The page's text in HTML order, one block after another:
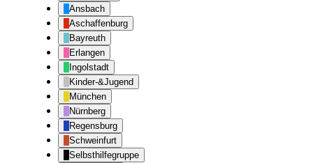
Ansbach
Aschaffenburg
Bayreuth
Erlangen
Ingolstadt
Kinder-&Jugend
München
Nürnberg
Regensburg
Schweinfurt
Selbsthilfegruppe